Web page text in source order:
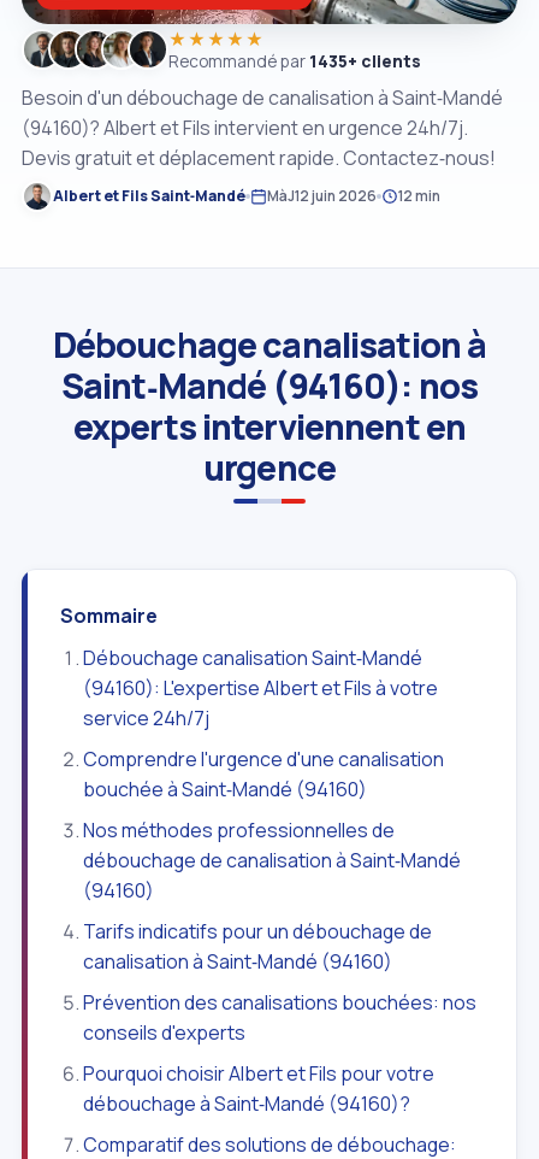
Besoin d'un débouchage de canalisation à Saint‑Mandé
(94160)? Albert et Fils intervient en urgence 24h/7j.
Devis gratuit et déplacement rapide. Contactez‑nous!
Albert et Fils Saint‑Mandé MàJ12 juin 2026 12 min
★★★★★
Recommandé par 1435+ clients
Débouchage canalisation à
Saint‑Mandé (94160): nos
experts interviennent en
urgence
Sommaire
Débouchage canalisation Saint‑Mandé
(94160): L'expertise Albert et Fils à votre
service 24h/7j
Comprendre l'urgence d'une canalisation
bouchée à Saint‑Mandé (94160)
Nos méthodes professionnelles de
débouchage de canalisation à Saint‑Mandé
(94160)
Tarifs indicatifs pour un débouchage de
canalisation à Saint‑Mandé (94160)
Prévention des canalisations bouchées: nos
conseils d'experts
Pourquoi choisir Albert et Fils pour votre
débouchage à Saint‑Mandé (94160)?
Comparatif des solutions de débouchage: